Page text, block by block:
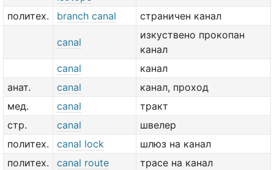
политех. branch canal страничен канал
canal
изкуствено прокопан
канал
canal
канал
анат.
canal
канал, проход
мед.
canal
тракт
стр.
canal
швелер
политех.
canal lock
шлюз на канал
политех.
canal route трасе на канал